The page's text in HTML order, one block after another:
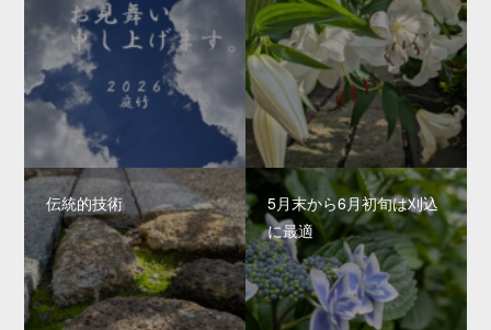
伝統的技術
5月末から6月初旬は刈込
に最適